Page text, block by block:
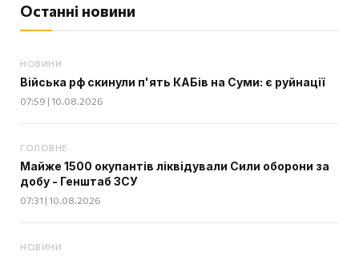
Останні новини
НОВИНИ
Війська рф скинули п'ять КАБів на Суми: є руйнації
07:59 | 10.08.2026
ГОЛОВНЕ
Майже 1500 окупантів ліквідували Сили оборони за
добу - Генштаб ЗСУ
07:31 | 10.08.2026
НОВИНИ